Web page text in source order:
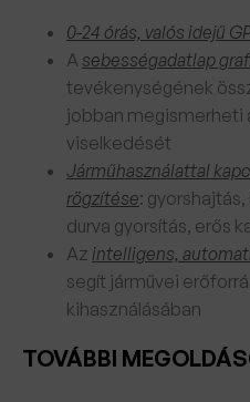
TOVÁBBI
0-24 órás, valós idejű
A sebességadatlap
tevékenységének
jobban megismerheti
viselkedését
Járműhasználattal
rögzítése:
durva gyorsítás, erős
Az intelligens,
segít járművei
kihasználásában